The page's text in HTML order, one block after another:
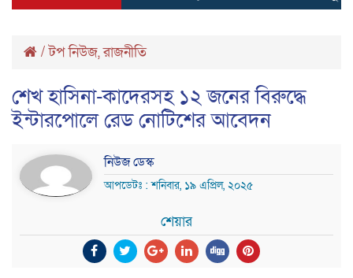
/টপ নিউজ,রাজনীতি
শেখ হাসিনা-কাদেরসহ ১২ জনের বিরুদ্ধে
ইন্টারপোলে রেড নোটিশের আবেদন
নিউজ ডেস্ক
আপডেটঃ : শনিবার, ১৯ এপ্রিল, ২০২৫
শেয়ার